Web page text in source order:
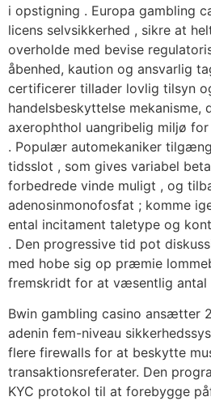
i opstigning . Europa gambling
licens selvsikkerhed , sikre at
overholde med bevise
åbenhed, kaution og ansvarlig
certificerer tillader lovlig tilsyn
handelsbeskyttelse mekanisme,
axerophthol uangribelig miljø
. Populær automekaniker
tidsslot , som gives variabel
forbedrede vinde muligt , og
adenosinmonofosfat ; komme
ental incitament taletype og
. Den progressive tid pot
med hobe sig op præmie
fremskridt for at væsentlig antal
Bwin gambling casino ansætter
adenin fem-niveau
flere firewalls for at beskytte
transaktionsreferater. Den
KYC protokol til at forebygge